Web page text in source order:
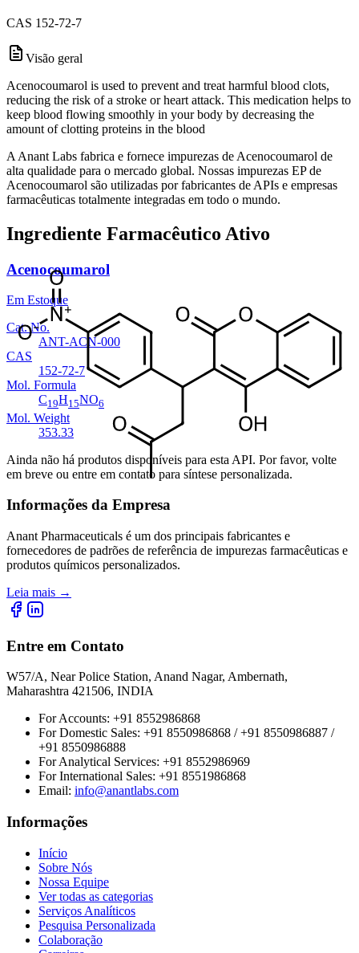
CAS 152-72-7
Visão geral
Acenocoumarol is used to prevent and treat harmful blood clots,
reducing the risk of a stroke or heart attack. This medication helps to
keep blood flowing smoothly in your body by decreasing the
amount of clotting proteins in the blood
A Anant Labs fabrica e fornece impurezas de Acenocoumarol de
alta qualidade para o mercado global. Nossas impurezas EP de
Acenocoumarol são utilizadas por fabricantes de APIs e empresas
farmacêuticas totalmente integradas em todo o mundo.
Ingrediente Farmacêutico Ativo
Acenocoumarol
Em Estoque
Cat. No.
ANT-ACN-000
CAS
152-72-7
Mol. Formula
C19H15NO6
Mol. Weight
353.33
Ainda não há produtos disponíveis para esta API. Por favor, volte
em breve ou entre em contato para síntese personalizada.
Informações da Empresa
Anant Pharmaceuticals é um dos principais fabricantes e
fornecedores de padrões de referência de impurezas farmacêuticas e
produtos químicos personalizados.
Leia mais →
Entre em Contato
W57/A, Near Police Station, Anand Nagar, Ambernath,
Maharashtra 421506, INDIA
For Accounts: +91 8552986868
For Domestic Sales: +91 8550986868 / +91 8550986887 /
+91 8550986888
For Analytical Services: +91 8552986969
For International Sales: +91 8551986868
Email: info@anantlabs.com
Informações
Início
Sobre Nós
Nossa Equipe
Ver todas as categorias
Serviços Analíticos
Pesquisa Personalizada
Colaboração